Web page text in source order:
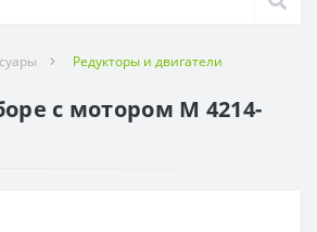
Редукторы и двигатели
с мотором M 4214-